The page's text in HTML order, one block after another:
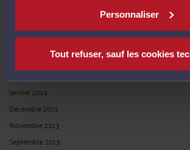
Personnaliser
Tout refuser, sauf les cookies
Juin 2014
Janvier 2014
Décembre 2013
Novembre 2013
Septembre 2013